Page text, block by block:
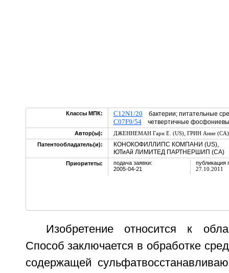
Классы МПК: C12N1/20 бактерии; питательные
C07F9/54четвертичные
Автор(ы): ДЖЕННЕМАН Гари Е. (US), ГРИН Анне (CA)
Патентообладатель(и):
КОНОКОФИЛЛИПС КОМПАНИ (US),
ЮТиАй ЛИМИТЕД ПАРТНЕРШИП (CA)
Приоритеты:
подача заявки:
2005-04-21
публикация
27.10.2011
Изобретение относится к
Способ заключается в обработке
содержащей